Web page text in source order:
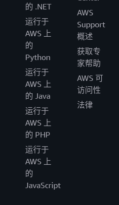
的 .NET
运行于
AWS 上
的
Python
运行于
AWS 上
的 Java
运行于
AWS 上
的 PHP
运行于
AWS 上
的
JavaScript
AWS
Support
概述
获取专
家帮助
AWS 可
访问性
法律